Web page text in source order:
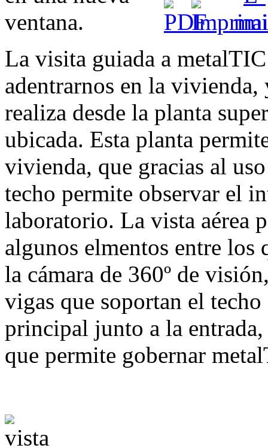
La visita guiada a
adentrarnos en la vivienda,
realiza desde la planta
ubicada. Esta planta
vivienda, que gracias al
techo permite observar el
laboratorio. La vista aérea
algunos elmentos entre los
la cámara de 360º de
vigas que soportan el
principal junto a la
que permite gobernar